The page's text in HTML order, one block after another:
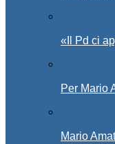
«Il Pd ci
Per Mario
Mario